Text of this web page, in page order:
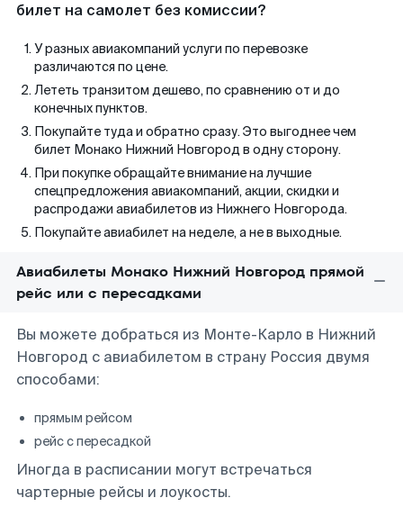
билет на самолет без комиссии?
У разных авиакомпаний услуги по перевозке
различаются по цене.
Лететь транзитом дешево, по сравнению от и до
конечных пунктов.
Покупайте туда и обратно сразу. Это выгоднее чем
билет Монако Нижний Новгород в одну сторону.
При покупке обращайте внимание на лучшие
спецпредложения авиакомпаний, акции, скидки и
распродажи авиабилетов из Нижнего Новгорода.
Покупайте авиабилет на неделе, а не в выходные.
Авиабилеты Монако Нижний Новгород прямой
рейс или с пересадками
Вы можете добраться из Монте-Карло в Нижний
Новгород с авиабилетом в страну Россия двумя
способами:
прямым рейсом
рейс с пересадкой
Иногда в расписании могут встречаться
чартерные рейсы и лоукосты.